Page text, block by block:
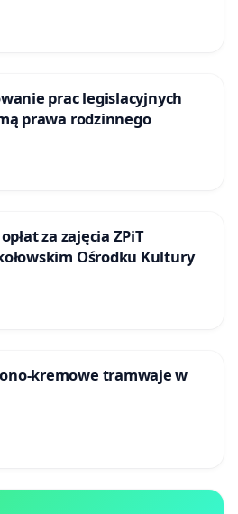
prac legislacyjnych
prawa rodzinnego
za zajęcia ZPiT
Ośrodku Kultury
kremowe tramwaje w